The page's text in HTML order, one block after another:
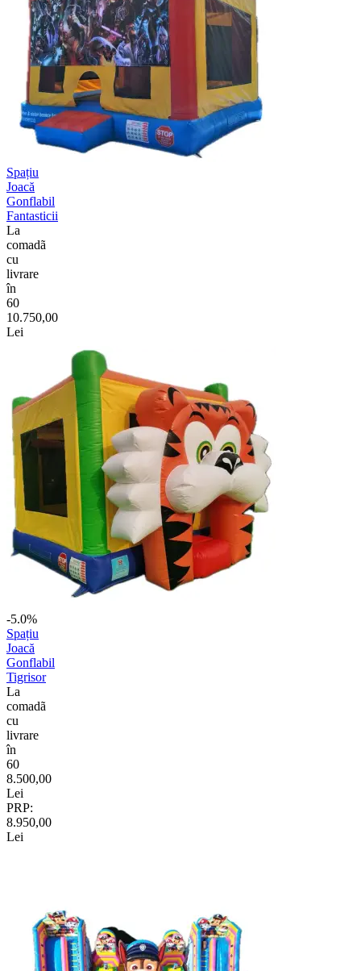
Spațiu
Joacă
Gonflabil
Fantasticii
La
comadã
cu
livrare
în
60
10.750,00
Lei
-5.0%
Spațiu
Joacă
Gonflabil
Tigrisor
La
comadã
cu
livrare
în
60
8.500,00
Lei
PRP:
8.950,00
Lei